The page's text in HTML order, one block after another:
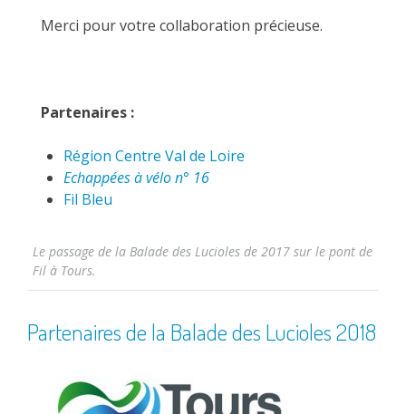
Merci pour votre collaboration précieuse.
Partenaires :
Région Centre Val de Loire
Echappées à vélo n° 16
Fil Bleu
Le passage de la Balade des Lucioles de 2017 sur le pont de
Fil à Tours.
Partenaires de la Balade des Lucioles 2018